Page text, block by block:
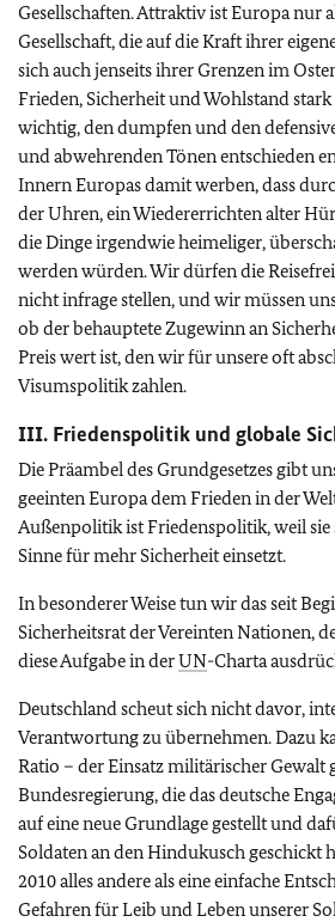
Gesellschaften. Attraktiv ist Europa nur
Gesellschaft, die auf die Kraft ihrer
sich auch jenseits ihrer Grenzen im
Frieden, Sicherheit und Wohlstand stark
wichtig, den dumpfen und den
und abwehrenden Tönen entschieden
Innern Europas damit werben, dass
der Uhren, ein Wiedererrichten alter
die Dinge irgendwie heimeliger,
werden würden. Wir dürfen die
nicht infrage stellen, und wir müssen
ob der behauptete Zugewinn an
Preis wert ist, den wir für unsere oft
Visumspolitik zahlen.
III. Friedenspolitik und globale
Die Präambel des Grundgesetzes gibt
geeinten Europa dem Frieden in der
Außenpolitik ist Friedenspolitik, weil sie
Sinne für mehr Sicherheit einsetzt.
In besonderer Weise tun wir das seit
Sicherheitsrat der Vereinten Nationen,
diese Aufgabe in derUN-Charta
Deutschland scheut sich nicht davor,
Verantwortung zu übernehmen. Dazu
Ratio – der Einsatz militärischer Gewalt
Bundesregierung, die das deutsche
auf eine neue Grundlage gestellt und
Soldaten an den Hindukusch geschickt
2010 alles andere als eine einfache
Gefahren für Leib und Leben unserer